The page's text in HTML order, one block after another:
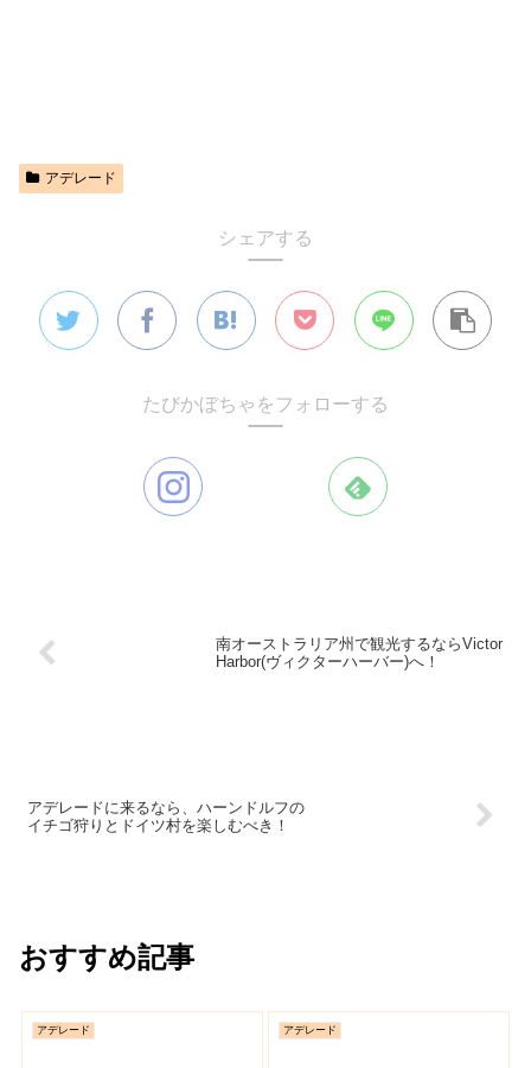
アデレード
シェアする
たびかぼちゃをフォローする
南オーストラリア州で観光するならVictor
Harbor(ヴィクターハーバー)へ！
アデレードに来るなら、ハーンドルフの
イチゴ狩りとドイツ村を楽しむべき！
おすすめ記事
アデレード アデレード